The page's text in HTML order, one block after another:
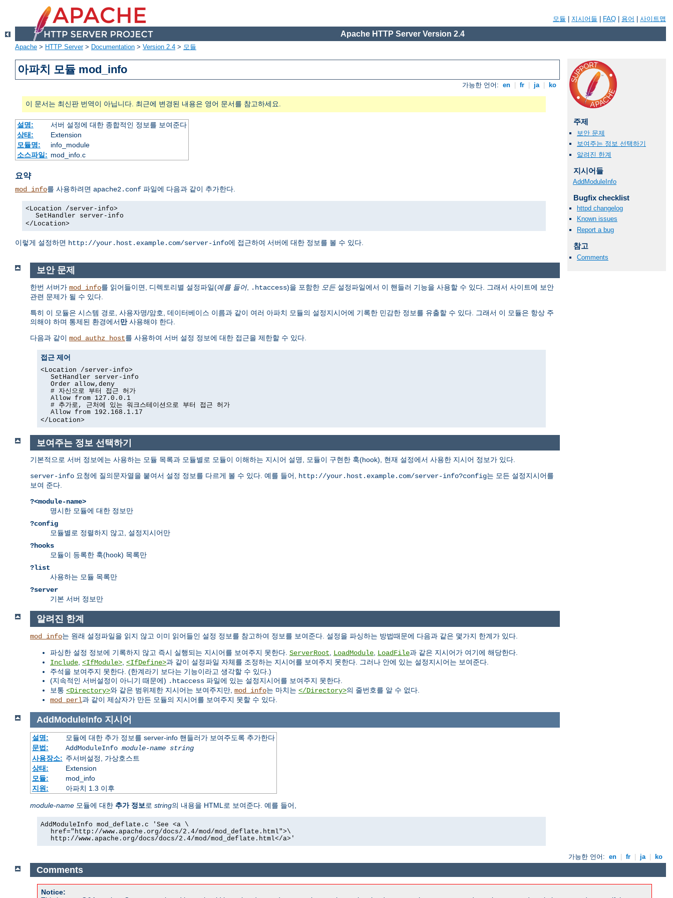
모듈 지시어들 FAQ 용어 사이트맵
Apache HTTP Server Version 2.4
Apache > HTTP Server> Documentation > Version 2.4 > 모듈
아파치 모듈 mod_info
가능한 언어: en fr ja ko
이 문서는 최신판 번역이 아닙니다. 최근에 변경된 내용은 영어 문서를 참고하세요.
설명:
서버 설정에 대한 종합적인 정보를 보여준다
상태:
Extension
모듈명:
info_module
소스파일: mod_info.c
요약
mod_info를 사용하려면 apache2.conf 파일에 다음과 같이 추가한다.
<Location /server-info>
SetHandler server-info
</Location>
이렇게 설정하면 http://your.host.example.com/server-info에 접근하여 서버에 대한 정보를 볼 수 있다.
주제
보안 문제
보여주는 정보 선택하기
알려진 한계
지시어들
AddModuleInfo
Bugfix checklist
httpd changelog
Known issues
Report a bug
참고
Comments
보안 문제
한번 서버가 mod_info를 읽어들이면, 디렉토리별 설정파일(예를 들어, .htaccess)을 포함한 모든 설정파일에서 이 핸들러 기능을 사용할 수 있다. 그래서 사이트에 보안
관련 문제가 될 수 있다.
특히 이 모듈은 시스템 경로, 사용자명/암호, 데이터베이스 이름과 같이 여러 아파치 모듈의 설정지시어에 기록한 민감한 정보를 유출할 수 있다. 그래서 이 모듈은 항상 주
의해야 하며 통제된 환경에서만사용해야 한다.
다음과 같이 mod_authz_host를 사용하여 서버 설정 정보에 대한 접근을 제한할 수 있다.
접근 제어
<Location /server-info>
SetHandler server-info
Order allow,deny
# 자신으로 부터 접근 허가
Allow from 127.0.0.1
# 추가로, 근처에 있는 워크스테이션으로 부터 접근 허가
Allow from 192.168.1.17
</Location>
보여주는 정보 선택하기
기본적으로 서버 정보에는 사용하는 모듈 목록과 모듈별로 모듈이 이해하는 지시어 설명, 모듈이 구현한 훅(hook), 현재 설정에서 사용한 지시어 정보가 있다.
server-info 요청에 질의문자열을 붙여서 설정 정보를 다르게 볼 수 있다. 예를 들어, http://your.host.example.com/server-info?config는 모든 설정지시어를
보여 준다.
?<module-name>
명시한 모듈에 대한 정보만
?config
모듈별로 정렬하지 않고, 설정지시어만
?hooks
모듈이 등록한 훅(hook) 목록만
?list
사용하는 모듈 목록만
?server
기본 서버 정보만
알려진 한계
mod_info는 원래 설정파일을 읽지 않고 이미 읽어들인 설정 정보를 참고하여 정보를 보여준다. 설정을 파싱하는 방법때문에 다음과 같은 몇가지 한계가 있다.
파싱한 설정 정보에 기록하지 않고 즉시 실행되는 지시어를 보여주지 못한다. ServerRoot LoadModule LoadFile과 같은 지시어가 여기에 해당한다.
Include <IfModule> <IfDefine>과 같이 설정파일 자체를 조정하는 지시어를 보여주지 못한다. 그러나 안에 있는 설정지시어는 보여준다.
주석을 보여주지 못한다. (한계라기 보다는 기능이라고 생각할 수 있다.)
(지속적인 서버설정이 아니기 때문에) .htaccess 파일에 있는 설정지시어를 보여주지 못한다.
보통 <Directory>와 같은 범위제한 지시어는 보여주지만, mod_info는 마치는 </Directory>의 줄번호를 알 수 없다.
mod_perl과 같이 제삼자가 만든 모듈의 지시어를 보여주지 못할 수 있다.
AddModuleInfo 지시어
설명:
모듈에 대한 추가 정보를 server-info 핸들러가 보여주도록 추가한다
문법:
AddModuleInfo module-name string
사용장소: 주서버설정, 가상호스트
상태:
Extension
모듈:
mod_info
지원:
아파치 1.3 이후
module-name 모듈에 대한 추가 정보 로 string의 내용을 HTML로 보여준다. 예를 들어,
AddModuleInfo mod_deflate.c 'See <a \
href="http://www.apache.org/docs/2.4/mod/mod_deflate.html">\
http://www.apache.org/docs/docs/2.4/mod/mod_deflate.html</a>'
가능한 언어: en fr ja ko
Comments
Notice: